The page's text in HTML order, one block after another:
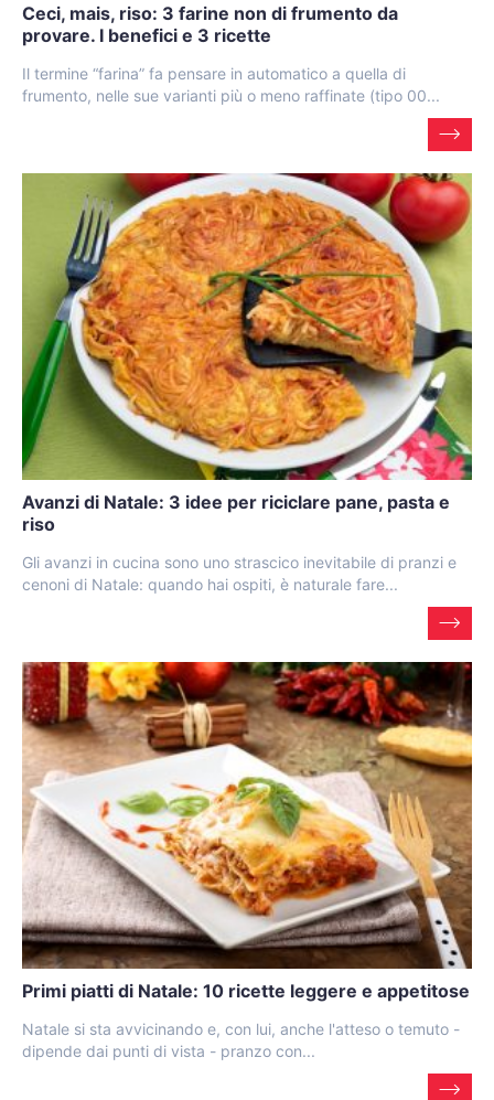
Ceci, mais, riso: 3 farine non di frumento da
provare. I benefici e 3 ricette
Il termine “farina” fa pensare in automatico a quella di
frumento, nelle sue varianti più o meno raffinate (tipo 00...
Avanzi di Natale: 3 idee per riciclare pane, pasta e
riso
Gli avanzi in cucina sono uno strascico inevitabile di pranzi e
cenoni di Natale: quando hai ospiti, è naturale fare...
Primi piatti di Natale: 10 ricette leggere e appetitose
Natale si sta avvicinando e, con lui, anche l'atteso o temuto -
dipende dai punti di vista - pranzo con...